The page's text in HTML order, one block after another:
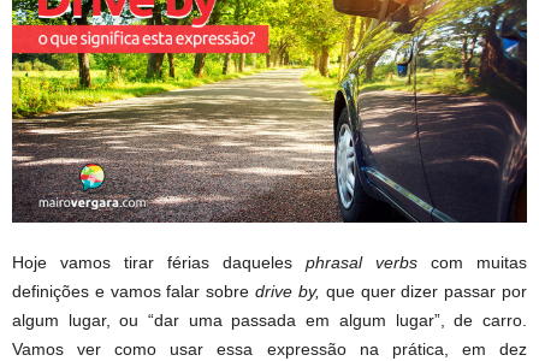
Hoje vamos tirar férias daqueles phrasal verbs com muitas
definições e vamos falar sobredrive by, que quer dizer passar por
algum lugar, ou “dar uma passada em algum lugar”, de carro.
Vamos ver como usar essa expressão na prática, em dez